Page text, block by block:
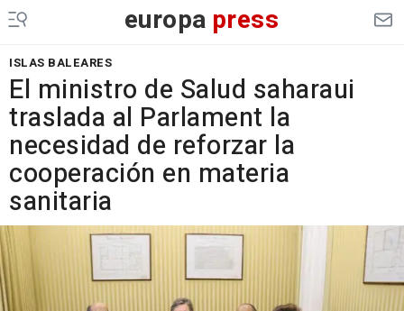
europa press
ISLAS BALEARES
El ministro de Salud saharaui
traslada al Parlament la
necesidad de reforzar la
cooperación en materia
sanitaria